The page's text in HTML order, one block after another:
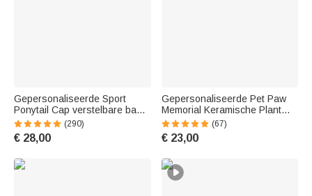
Gepersonaliseerde Sport
Ponytail Cap verstelbare band
hoed met glinsterende naam
en nummer Gift voor bal
sportliefhebber
(290)
€ 28,00
Gepersonaliseerde Pet Paw
Memorial Keramische Plant
Pot met Houten Voet Huisdier
verlies Sympathie Gift voor
Huisdierliefhebber
(67)
€ 23,00